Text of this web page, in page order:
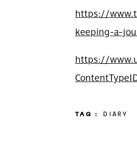
https://
keeping-a-
https://
TAG : DIARY